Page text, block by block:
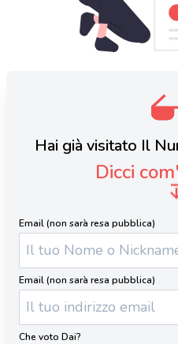
Hai già visitato Il
Dicci
Email (non sarà resa pubblica)
Email (non sarà resa pubblica)
Che voto Dai?